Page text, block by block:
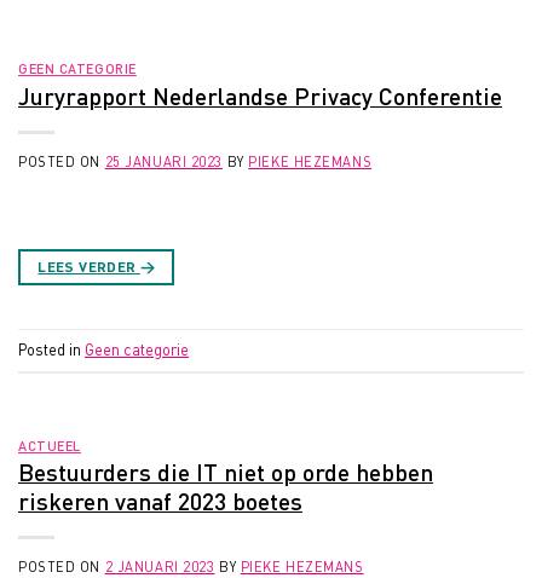
GEEN CATEGORIE
Juryrapport Nederlandse Privacy Conferentie
POSTED ON 25 JANUARI 2023 BY PIEKE HEZEMANS
LEES VERDER →
Posted in Geen categorie
ACTUEEL
Bestuurders die IT niet op orde hebben
riskeren vanaf 2023 boetes
POSTED ON 2 JANUARI 2023 BY PIEKE HEZEMANS